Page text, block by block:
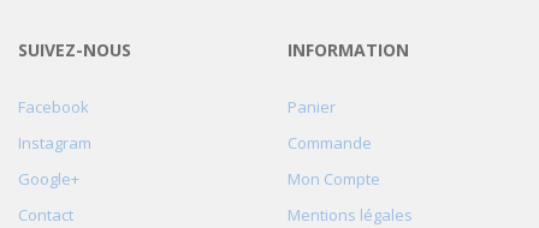
SUIVEZ-NOUS
Facebook
Instagram
Google+
Contact
INFORMATION
Panier
Commande
Mon Compte
Mentions légales